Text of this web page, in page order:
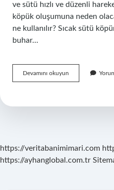
ve sütü hızlı ve düzenli
köpük oluşumuna neden
ne kullanılır? Sıcak sütü
buhar…
Devamını okuyun
Köpürtmek
Yapılır
https://veritabanimimari.com
https://ayhanglobal.com.tr